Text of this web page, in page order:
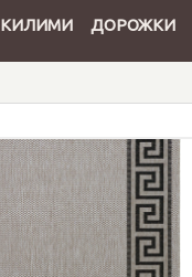
КИЛИМИ ДОРОЖКИ